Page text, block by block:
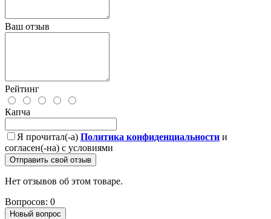
Ваш отзыв
Рейтинг
Капча
Я прочитал(-а) Политика конфиденциальности и
согласен(-на) с условиями
Отправить свой отзыв
Нет отзывов об этом товаре.
Вопросов: 0
Новый вопрос